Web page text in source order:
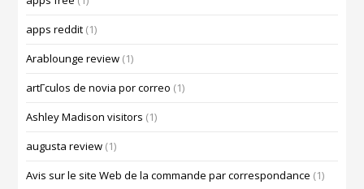
apps reddit (1)
Arablounge review (1)
artГ­culos de novia por correo (1)
Ashley Madison visitors (1)
augusta review (1)
Avis sur le site Web de la commande par correspondance (1)